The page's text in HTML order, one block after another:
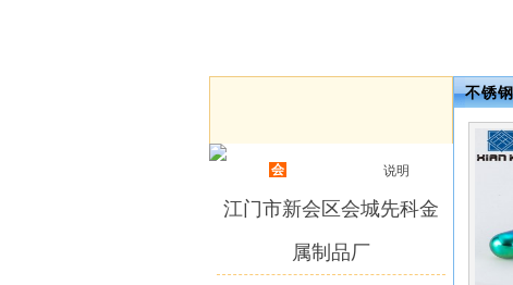
会 说明
江门市新会区会城先科金
属制品厂
不锈